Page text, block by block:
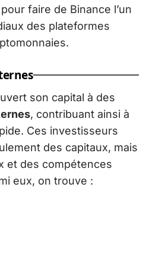
faire de Binance l’un
des plateformes
son capital à des
, contribuant ainsi à
Ces investisseurs
des capitaux, mais
et des compétences
eux, on trouve :